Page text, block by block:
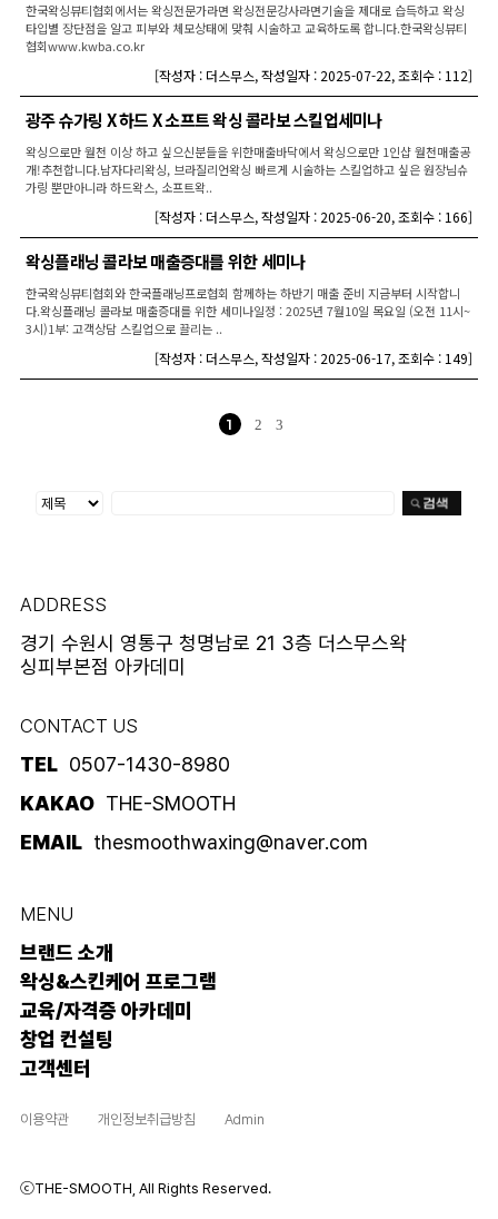
한국왁싱뷰티협회에서는 왁싱전문가라면 왁싱전문강사라면기술을 제대로 습득하고 왁싱
타입별 장단점을 알고 피부와 체모상태에 맞춰 시술하고 교육하도록 합니다.한국왁싱뷰티
협회www.kwba.co.kr
[작성자 : 더스무스,작성일자 : 2025-07-22,조회수 : 112]
광주 슈가링 X 하드 X 소프트 왁싱 콜라보 스킬업세미나
왁싱으로만 월천 이상 하고 싶으신분들을 위한매출바닥에서 왁싱으로만 1인샵 월천매출공
개!추천합니다.남자다리왁싱, 브라질리언왁싱 빠르게 시술하는 스킬업하고 싶은 원장님슈
가링 뿐만아니라 하드왁스, 소프트왁..
[작성자 : 더스무스,작성일자 : 2025-06-20,조회수 : 166]
왁싱플래닝 콜라보 매출증대를 위한 세미나
한국왁싱뷰티협회와 한국플래닝프로협회 함께하는 하반기 매출 준비 지금부터 시작합니
다.왁싱플래닝 콜라보 매출증대를 위한 세미나일정 : 2025년 7월10일 목요일 (오전 11시~
3시)1부: 고객상담 스킬업으로 끌리는 ..
[작성자 : 더스무스,작성일자 : 2025-06-17,조회수 : 149]
1 2 3
ADDRESS
경기 수원시 영통구 청명남로 21 3층 더스무스왁
싱피부본점 아카데미
CONTACT US
TEL 0507-1430-8980
KAKAO THE-SMOOTH
EMAIL thesmoothwaxing@naver.com
MENU
브랜드 소개
왁싱&스킨케어 프로그램
교육/자격증 아카데미
창업 컨설팅
고객센터
이용약관 개인정보취급방침 Admin
ⓒTHE-SMOOTH, All Rights Reserved.